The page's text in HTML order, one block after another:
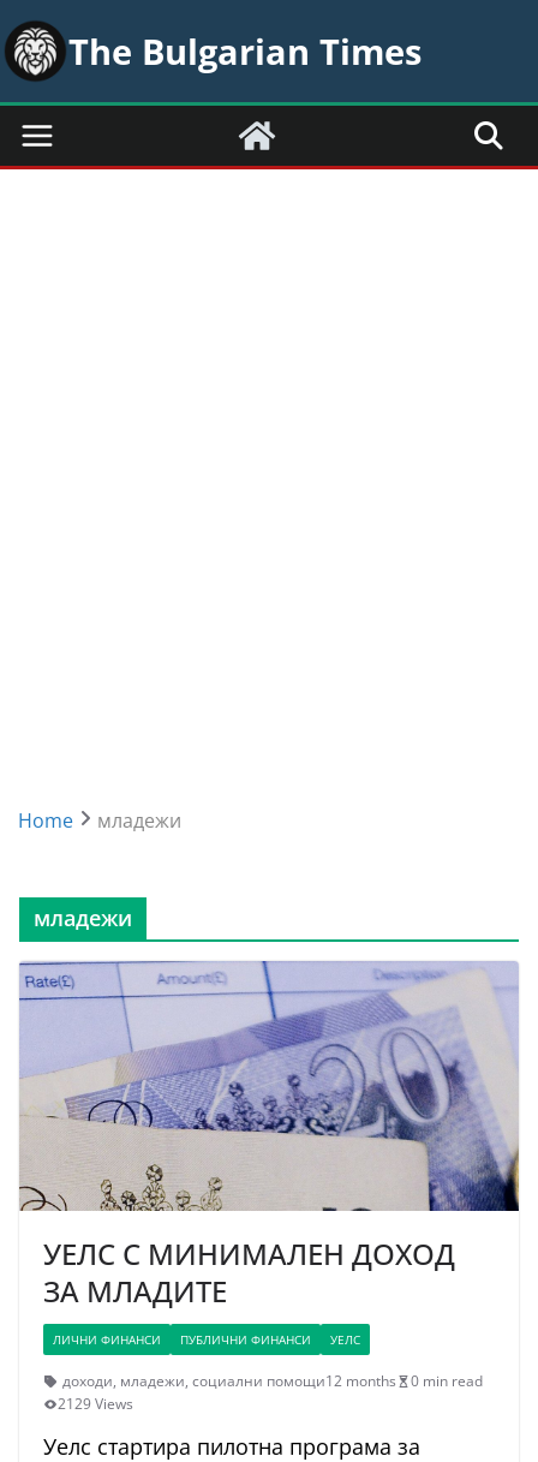
Skip
to
content
The Bulgarian Times
Home младежи
младежи
УЕЛС С МИНИМАЛЕН ДОХОД
ЗА МЛАДИТЕ
ЛИЧНИ ФИНАНСИ ПУБЛИЧНИ ФИНАНСИ УЕЛС
доходи, младежи, социални помощи12 months
0 min read
2129 Views
Уелс стартира пилотна програма за